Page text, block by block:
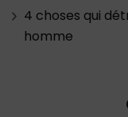
4 choses qui
homme